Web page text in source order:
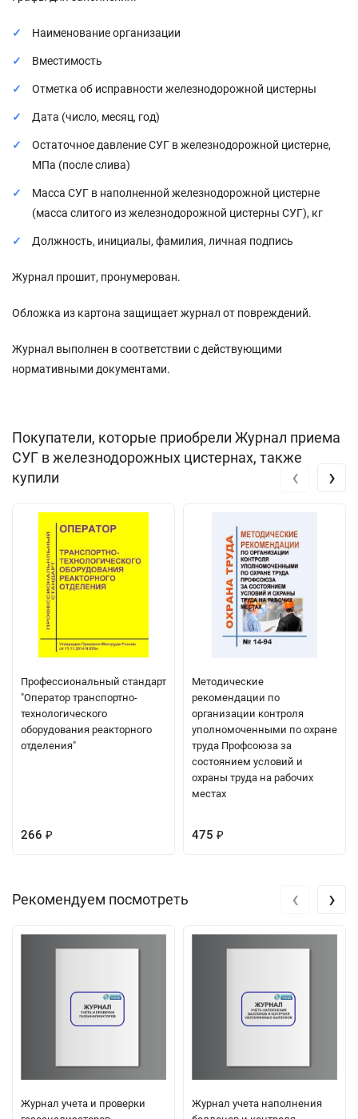
Наименование организации
Вместимость
Отметка об исправности железнодорожной цистерны
Дата (число, месяц, год)
Остаточное давление СУГ в железнодорожной цистерне,
МПа (после слива)
Масса СУГ в наполненной железнодорожной цистерне
(масса слитого из железнодорожной цистерны СУГ), кг
Должность, инициалы, фамилия, личная подпись
Журнал прошит, пронумерован.
Обложка из картона защищает журнал от повреждений.
Журнал выполнен в соответствии с действующими
нормативными документами.
Покупатели, которые приобрели Журнал приема
СУГ в железнодорожных цистернах, также
купили
Профессиональный стандарт
"Оператор транспортно-
технологического
оборудования реакторного
отделения"
266 ₽
Методические
рекомендации по
организации контроля
уполномоченными по охране
труда Профсоюза за
состоянием условий и
охраны труда на рабочих
местах
475 ₽
‹ ›
Рекомендуем посмотреть
Журнал учета и проверки
Журнал учета наполнения
‹ ›